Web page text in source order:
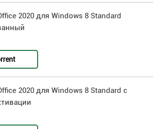
2020 для Windows 8 Standard
2020 для Windows 8 Standard с